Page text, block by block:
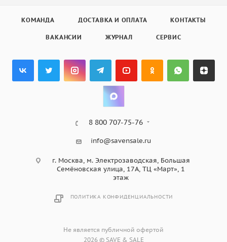
КОМАНДА ДОСТАВКА И ОПЛАТА КОНТАКТЫ
ВАКАНСИИ ЖУРНАЛ СЕРВИС
8 800 707-75-76
info@savensale.ru
г. Москва, м. Электрозаводская, Большая
Семёновская улица, 17А, ТЦ «Март», 1
этаж
ПОЛИТИКА КОНФИДЕНЦИАЛЬНОСТИ
Не является публичной офертой
2026 © SAVE & SALE